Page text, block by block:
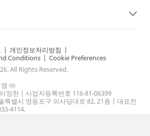
| 개인정보처리방침 |
Conditions | Cookie Preferences
All Rights Reserved.
㈜
정한 | 사업자등록번호 116-81-06399
특별시 영등포구 의사당대로 82, 21층 | 대표전
4114.